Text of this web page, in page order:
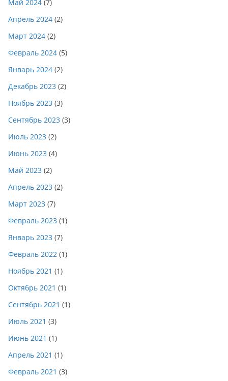
Май 2024 (7)
Апрель 2024 (2)
Март 2024 (2)
Февраль 2024 (5)
Январь 2024 (2)
Декабрь 2023 (2)
Ноябрь 2023 (3)
Сентябрь 2023 (3)
Июль 2023 (2)
Июнь 2023 (4)
Май 2023 (2)
Апрель 2023 (2)
Март 2023 (7)
Февраль 2023 (1)
Январь 2023 (7)
Февраль 2022 (1)
Ноябрь 2021 (1)
Октябрь 2021 (1)
Сентябрь 2021 (1)
Июль 2021 (3)
Июнь 2021 (1)
Апрель 2021 (1)
Февраль 2021 (3)